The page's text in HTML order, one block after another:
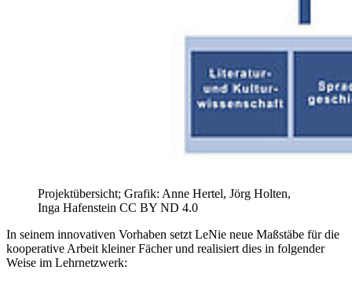
Projektübersicht; Grafik: Anne Hertel, Jörg Holten,
Inga Hafenstein CC BY ND 4.0
In seinem innovativen Vorhaben setzt LeNie neue Maßstäbe für die
kooperative Arbeit kleiner Fächer und realisiert dies in folgender
Weise im Lehrnetzwerk: